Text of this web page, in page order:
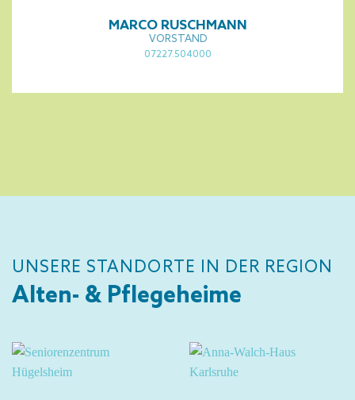
MARCO RUSCHMANN
VORSTAND
07227.504000
UNSERE STANDORTE IN DER REGION
Alten- & Pflegeheime